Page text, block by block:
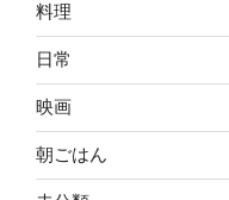
料理
日常
映画
朝ごはん